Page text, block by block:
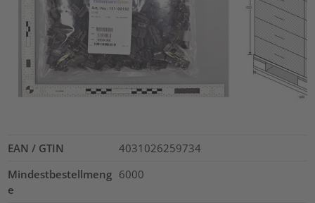
EAN / GTIN
4031026259734
Mindestbestellmeng
e
6000